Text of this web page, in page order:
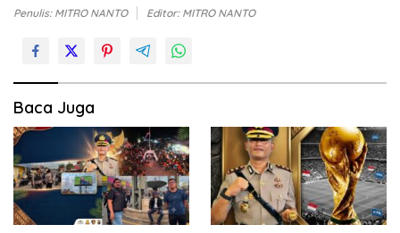
Penulis: MITRO NANTO Editor: MITRO NANTO
Baca Juga